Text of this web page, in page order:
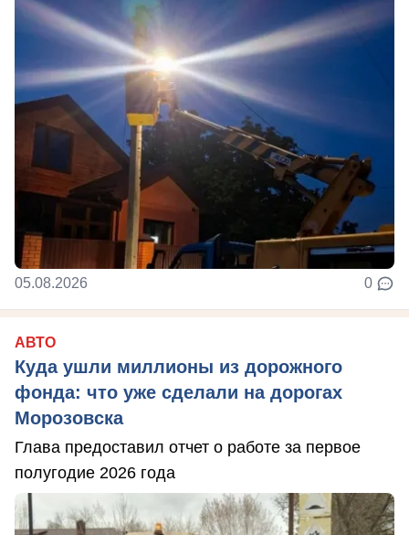
05.08.2026 0
АВТО
Куда ушли миллионы из дорожного
фонда: что уже сделали на дорогах
Морозовска
Глава предоставил отчет о работе за первое
полугодие 2026 года